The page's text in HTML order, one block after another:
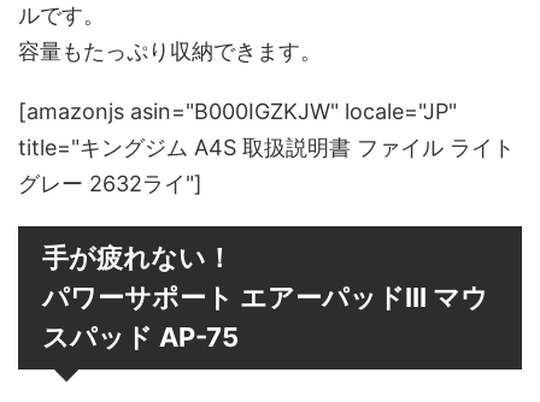
ルです。
容量もたっぷり収納できます。
[amazonjs asin="B000IGZKJW" locale="JP"
title="キングジム A4S 取扱説明書 ファイル ライト
グレー 2632ライ"]
手が疲れない！
パワーサポート エアーパッドIII マウ
スパッド AP-75